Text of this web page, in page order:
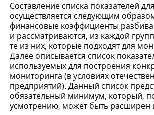
Составление списка показателей
осуществляется следующим
финансовые коэффициенты
и рассматриваются, из каждой
те из них, которые подходят для
Далее описывается список
используемых для построения
мониторинга (в условиях
предприятий). Данный список
обязательный минимум, который,
усмотрению, может быть расширен